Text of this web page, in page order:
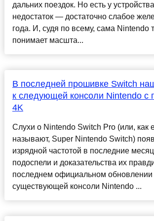
дальних поездок. Но есть у
недостаток — достаточно слабое
года. И, судя по всему, сама Nintendo
понимает масшта...
В последней прошивке Switch
к следующей консоли Nintendo с
4K
Слухи о Nintendo Switch Pro (или, как
называют, Super Nintendo Switch)
изрядной частотой в последние
подоспели и доказательства их
последнем официальном
существующей консоли Nintendo ...